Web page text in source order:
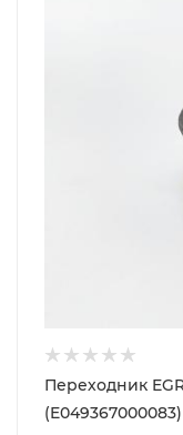
Переходник
(E049367000083)